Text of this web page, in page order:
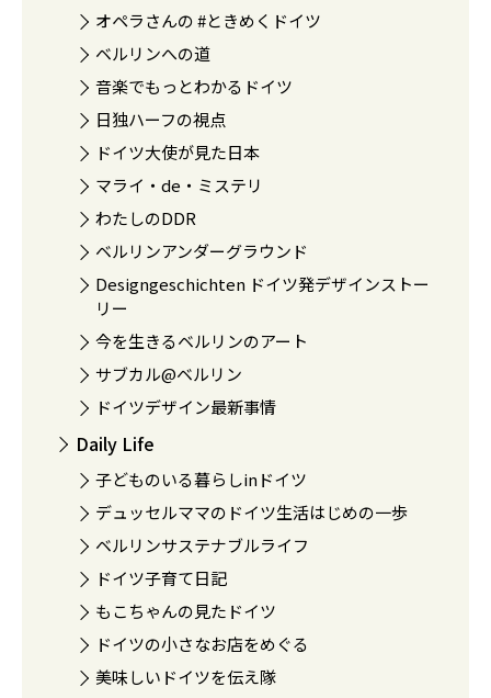
オペラさんの #ときめくドイツ
ベルリンへの道
音楽でもっとわかるドイツ
日独ハーフの視点
ドイツ大使が見た日本
マライ・de・ミステリ
わたしのDDR
ベルリンアンダーグラウンド
Designgeschichten ドイツ発デザインストー
リー
今を生きるベルリンのアート
サブカル@ベルリン
ドイツデザイン最新事情
Daily Life
子どものいる暮らしinドイツ
デュッセルママのドイツ生活はじめの一歩
ベルリンサステナブルライフ
ドイツ子育て日記
もこちゃんの見たドイツ
ドイツの小さなお店をめぐる
美味しいドイツを伝え隊